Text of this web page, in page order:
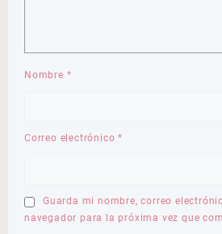
Nombre *
Correo electrónico*
Guarda mi nombre, correo
navegador para la próxima vez que